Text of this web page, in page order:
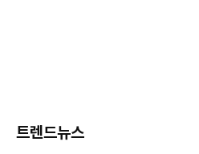
트렌드뉴스